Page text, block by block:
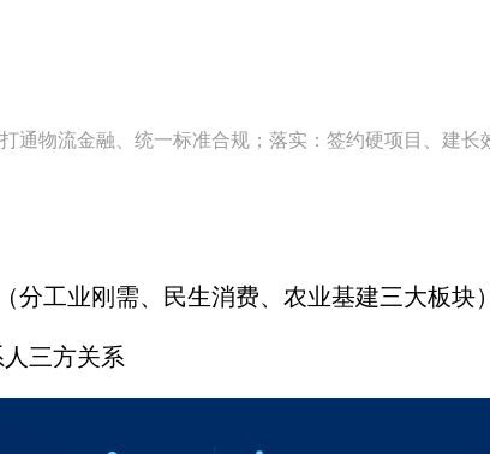
通物流金融、统一标准合规；落实：签约硬项目、建
工业刚需、民生消费、农业基建三大板块）
三方关系